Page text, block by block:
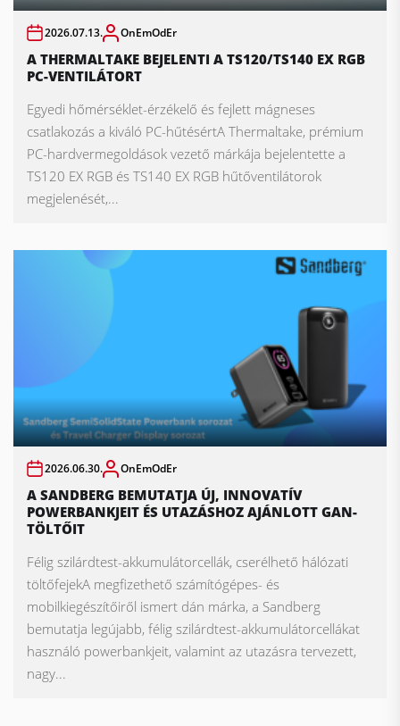
2026.07.13. OnEmOdEr
A THERMALTAKE BEJELENTI A TS120/TS140 EX RGB
PC-VENTILÁTORT
Egyedi hőmérséklet-érzékelő és fejlett mágneses
csatlakozás a kiváló PC-hűtésértA Thermaltake, prémium
PC-hardvermegoldások vezető márkája bejelentette a
TS120 EX RGB és TS140 EX RGB hűtőventilátorok
megjelenését,...
2026.06.30. OnEmOdEr
A SANDBERG BEMUTATJA ÚJ, INNOVATÍV
POWERBANKJEIT ÉS UTAZÁSHOZ AJÁNLOTT GAN-
TÖLTŐIT
Félig szilárdtest-akkumulátorcellák, cserélhető hálózati
töltőfejekA megfizethető számítógépes- és
mobilkiegészítőiről ismert dán márka, a Sandberg
bemutatja legújabb, félig szilárdtest-akkumulátorcellákat
használó powerbankjeit, valamint az utazásra tervezett,
nagy...